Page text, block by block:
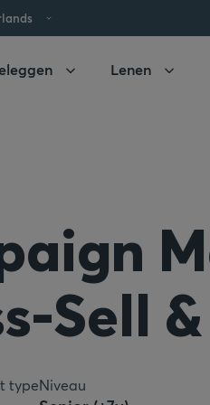
Lenen
Sell
typeNiveau